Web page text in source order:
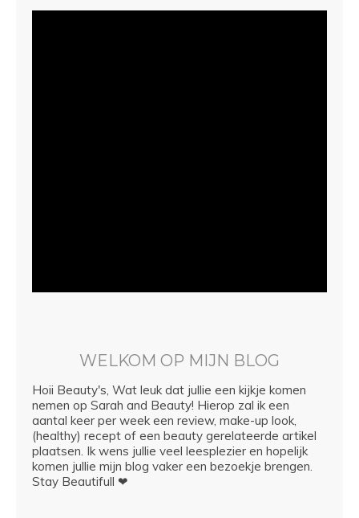
WELKOM OP MIJN BLOG
Hoii Beauty's, Wat leuk dat jullie een kijkje komen
nemen op Sarah and Beauty! Hierop zal ik een
aantal keer per week een review, make-up look,
(healthy) recept of een beauty gerelateerde artikel
plaatsen. Ik wens jullie veel leesplezier en hopelijk
komen jullie mijn blog vaker een bezoekje brengen.
Stay Beautifull ❤